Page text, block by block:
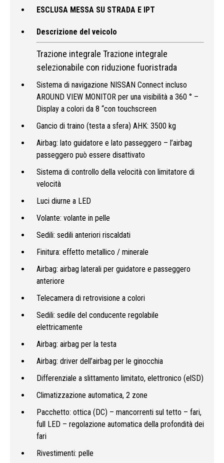
ESCLUSA MESSA SU STRADA E IPT
Descrizione del veicolo
Trazione integrale Trazione integrale
selezionabile con riduzione fuoristrada
Sistema di navigazione NISSAN Connect incluso
AROUND VIEW MONITOR per una visibilità a 360 ° –
Display a colori da 8 “con touchscreen
Gancio di traino (testa a sfera) AHK: 3500 kg
Airbag: lato guidatore e lato passeggero – l’airbag
passeggero può essere disattivato
Sistema di controllo della velocità con limitatore di
velocità
Luci diurne a LED
Volante: volante in pelle
Sedili: sedili anteriori riscaldati
Finitura: effetto metallico / minerale
Airbag: airbag laterali per guidatore e passeggero
anteriore
Telecamera di retrovisione a colori
Sedili: sedile del conducente regolabile
elettricamente
Airbag: airbag per la testa
Airbag: driver dell’airbag per le ginocchia
Differenziale a slittamento limitato, elettronico (elSD)
Climatizzazione automatica, 2 zone
Pacchetto: ottica (DC) – mancorrenti sul tetto – fari,
full LED – regolazione automatica della profondità dei
fari
Rivestimenti: pelle